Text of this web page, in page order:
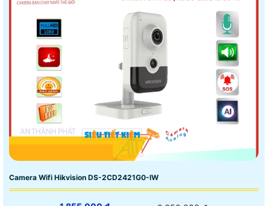
Camera Wifi Hikvision DS-2CD2421G0-IW